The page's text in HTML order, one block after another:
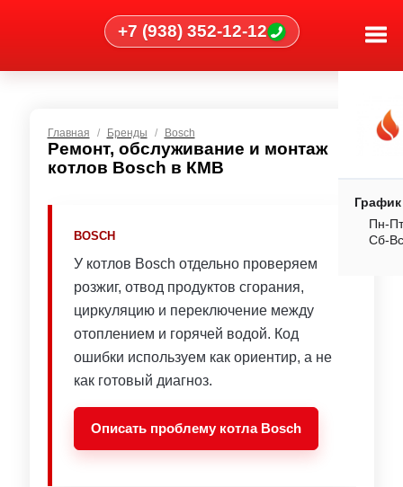
+7 (938) 352-12-12
Пн-
Сб-
Главная Бренды Bosch
Ремонт, обслуживание и монтаж
котлов Bosch в КМВ
BOSCH
У котлов Bosch отдельно проверяем
розжиг, отвод продуктов сгорания,
циркуляцию и переключение между
отоплением и горячей водой. Код
ошибки используем как ориентир, а не
как готовый диагноз.
Описать проблему котла Bosch